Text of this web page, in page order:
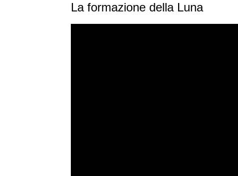
La formazione della Luna